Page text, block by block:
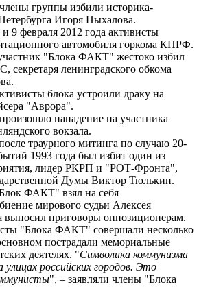
группы избили историка-
Игоря Пыхалова.
и 9 февраля 2012 года активисты
автомобиля горкома КПРФ.
"Блока ФАКТ" жестоко избил
ленинградского обкома
блока устроили драку на
"Аврора".
нападение на участника
вокзала.
траурного митинга по случаю 20-
1993 года был избит один из
лидер РКРП и "РОТ-Фронта",
Думы Виктор Тюлькин.
ФАКТ" взял на себя
мирового судьи Алексея
выносил приговоры оппозиционерам.
"Блока ФАКТ" совершали несколько
пострадали мемориальные
деятелях. "Символика коммунизма
российских городов. Это
", – заявляли члены "Блока